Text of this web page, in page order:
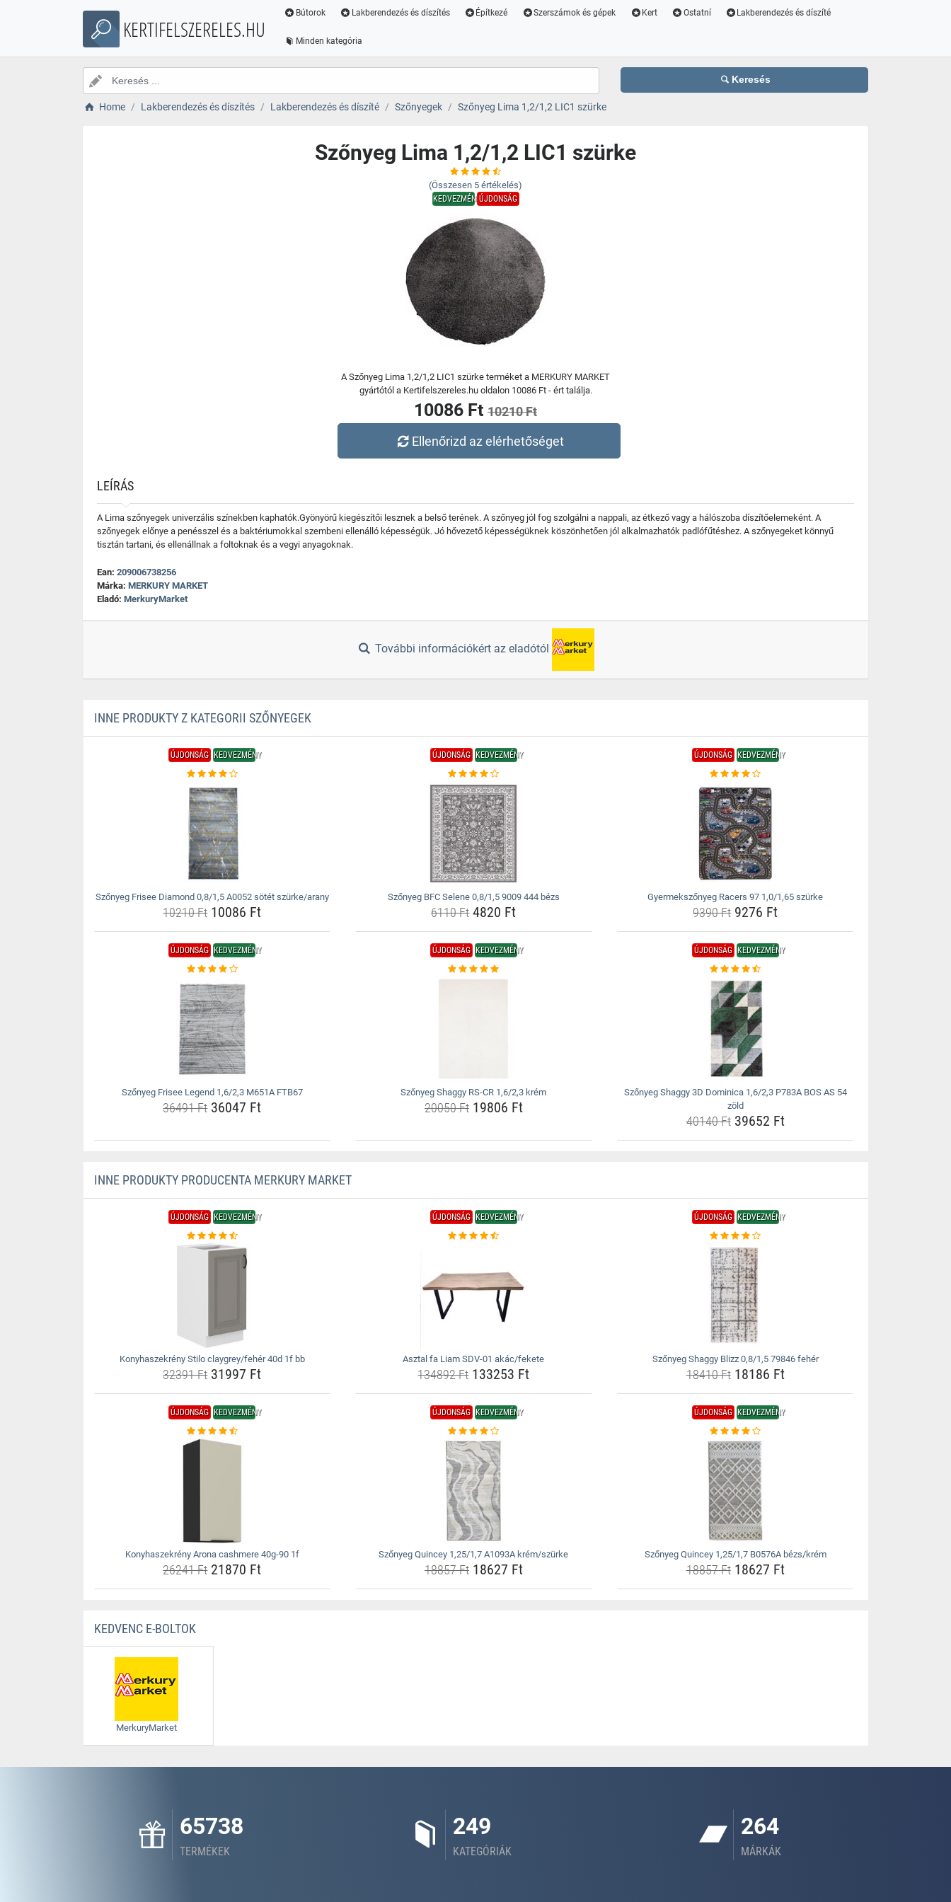
KERTIFELSZERELES.HU
Bútorok Lakberendezés és díszítés Építkezé Szerszámok és gépek Kert Ostatní Lakberendezés és díszíté
Minden kategória
Keresés
Home Lakberendezés és díszítés Lakberendezés és díszíté Szőnyegek Szőnyeg Lima 1,2/1,2 LIC1 szürke
Szőnyeg Lima 1,2/1,2 LIC1 szürke
(Összesen 5 értékelés)
KEDVEZMÉNYÚJDONSÁG
A Szőnyeg Lima 1,2/1,2 LIC1 szürke terméket a MERKURY MARKET
gyártótól a Kertifelszereles.hu oldalon 10086 Ft - ért találja.
10086 Ft 10210 Ft
Ellenőrizd az elérhetőséget
LEÍRÁS
A Lima szőnyegek univerzális színekben kaphatók.Gyönyörű kiegészítői lesznek a belső terének. A szőnyeg jól fog szolgálni a nappali, az étkező vagy a hálószoba díszítőelemeként. A
szőnyegek előnye a penésszel és a baktériumokkal szembeni ellenálló képességük. Jó hővezető képességüknek köszönhetően jól alkalmazhatók padlófűtéshez. A szőnyegeket könnyű
tisztán tartani, és ellenállnak a foltoknak és a vegyi anyagoknak.
Ean: 209006738256
Márka: MERKURY MARKET
Eladó: MerkuryMarket
További információkért az eladótól
INNE PRODUKTY Z KATEGORII SZŐNYEGEK
ÚJDONSÁG KEDVEZMÉNY
Szőnyeg Frisee Diamond 0,8/1,5 A0052 sötét szürke/arany
10210 Ft10086 Ft
ÚJDONSÁG KEDVEZMÉNY
Szőnyeg BFC Selene 0,8/1,5 9009 444 bézs
6110 Ft4820 Ft
ÚJDONSÁG KEDVEZMÉNY
Gyermekszőnyeg Racers 97 1,0/1,65 szürke
9390 Ft 9276 Ft
ÚJDONSÁG KEDVEZMÉNY
Szőnyeg Frisee Legend 1,6/2,3 M651A FTB67
36491 Ft36047 Ft
ÚJDONSÁG KEDVEZMÉNY
Szőnyeg Shaggy RS-CR 1,6/2,3 krém
20050 Ft19806 Ft
ÚJDONSÁG KEDVEZMÉNY
Szőnyeg Shaggy 3D Dominica 1,6/2,3 P783A BOS AS 54
zöld
40140 Ft39652 Ft
INNE PRODUKTY PRODUCENTA MERKURY MARKET
ÚJDONSÁG KEDVEZMÉNY
Konyhaszekrény Stilo claygrey/fehér 40d 1f bb
32391 Ft31997 Ft
ÚJDONSÁG KEDVEZMÉNY
Asztal fa Liam SDV-01 akác/fekete
134892 Ft133253 Ft
ÚJDONSÁG KEDVEZMÉNY
Szőnyeg Shaggy Blizz 0,8/1,5 79846 fehér
18410 Ft18186 Ft
ÚJDONSÁG KEDVEZMÉNY
Konyhaszekrény Arona cashmere 40g-90 1f
26241 Ft21870 Ft
ÚJDONSÁG KEDVEZMÉNY
Szőnyeg Quincey 1,25/1,7 A1093A krém/szürke
18857 Ft18627 Ft
ÚJDONSÁG KEDVEZMÉNY
Szőnyeg Quincey 1,25/1,7 B0576A bézs/krém
18857 Ft18627 Ft
KEDVENC E-BOLTOK
MerkuryMarket
65738
TERMÉKEK
249
KATEGÓRIÁK
264
MÁRKÁK